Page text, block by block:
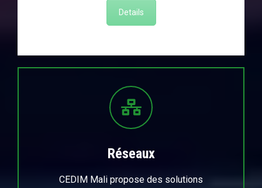
Details
Réseaux
CEDIM Mali propose des solutions